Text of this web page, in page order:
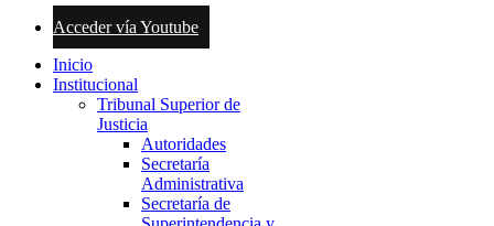
Acceder vía Youtube
Inicio
Institucional
Tribunal Superior de
Justicia
Autoridades
Secretaría
Administrativa
Secretaría de